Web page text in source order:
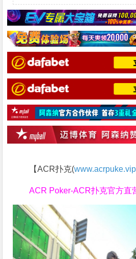
【ACR扑克(www.acrpuke.vip
ACR Poker-ACR扑克官方直